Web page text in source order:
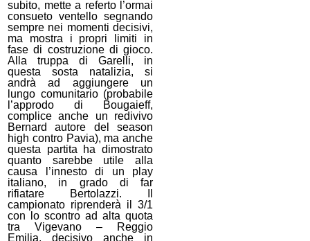
subito, mette a referto l’ormai
consueto ventello segnando
sempre nei momenti decisivi,
ma mostra i propri limiti in
fase di costruzione di gioco.
Alla truppa di Garelli, in
questa sosta natalizia, si
andrà ad aggiungere un
lungo comunitario (probabile
l’approdo di Bougaieff,
complice anche un redivivo
Bernard autore del season
high contro Pavia), ma anche
questa partita ha dimostrato
quanto sarebbe utile alla
causa l’innesto di un play
italiano, in grado di far
rifiatare Bertolazzi. Il
campionato riprenderà il 3/1
con lo scontro ad alta quota
tra Vigevano – Reggio
Emilia, decisivo anche in